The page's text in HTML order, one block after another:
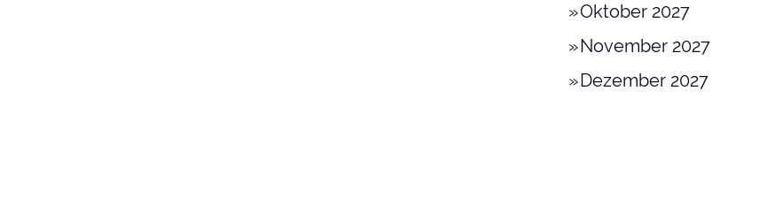
Oktober 2027
November 2027
Dezember 2027